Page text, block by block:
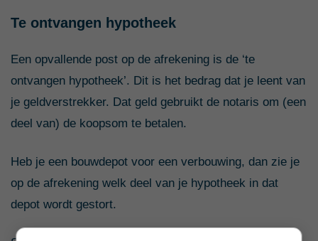
Te ontvangen hypotheek
Een opvallende post op de afrekening is de ‘te
ontvangen hypotheek’. Dit is het bedrag dat je leent van
je geldverstrekker. Dat geld gebruikt de notaris om (een
deel van) de koopsom te betalen.
Heb je een bouwdepot voor een verbouwing, dan zie je
op de afrekening welk deel van je hypotheek in dat
depot wordt gestort.